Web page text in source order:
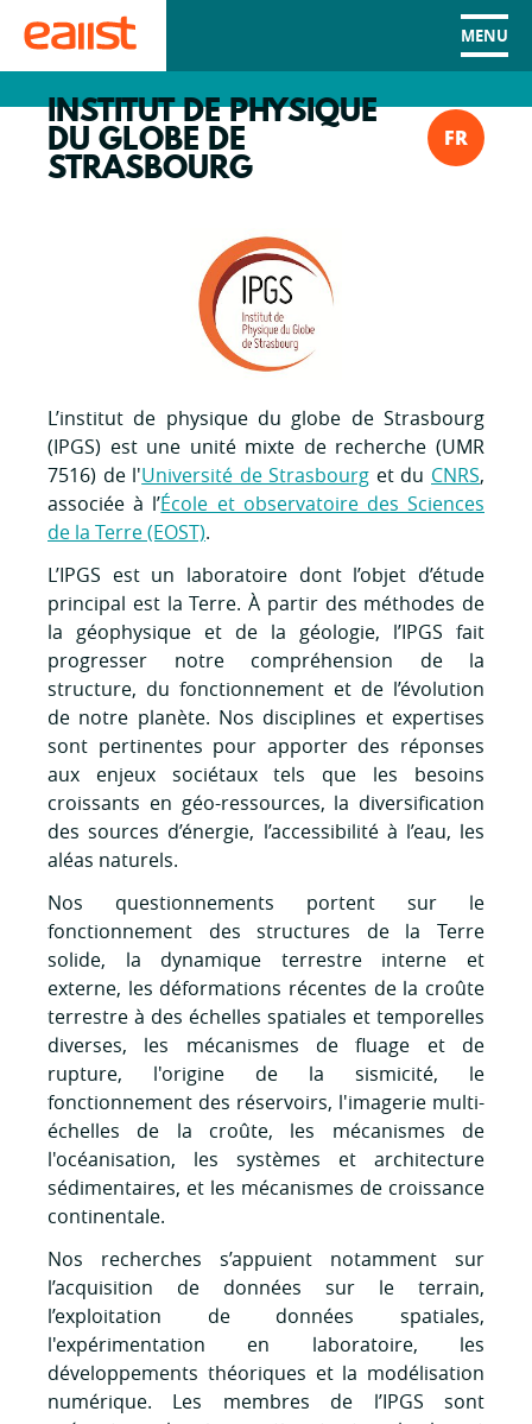
MENU
INSTITUT DE PHYSIQUE
DU GLOBE DE
STRASBOURG
FR
L’institut de physique du globe de Strasbourg
(IPGS) est une unité mixte de recherche (UMR
7516) de l'Université de Strasbourg et du CNRS,
associée à l’École et observatoire des Sciences
de la Terre (EOST).
L’IPGS est un laboratoire dont l’objet d’étude
principal est la Terre. À partir des méthodes de
la géophysique et de la géologie, l’IPGS fait
progresser notre compréhension de la
structure, du fonctionnement et de l’évolution
de notre planète. Nos disciplines et expertises
sont pertinentes pour apporter des réponses
aux enjeux sociétaux tels que les besoins
croissants en géo-ressources, la diversification
des sources d’énergie, l’accessibilité à l’eau, les
aléas naturels.
Nos questionnements portent sur le
fonctionnement des structures de la Terre
solide, la dynamique terrestre interne et
externe, les déformations récentes de la croûte
terrestre à des échelles spatiales et temporelles
diverses, les mécanismes de fluage et de
rupture, l'origine de la sismicité, le
fonctionnement des réservoirs, l'imagerie multi-
échelles de la croûte, les mécanismes de
l'océanisation, les systèmes et architecture
sédimentaires, et les mécanismes de croissance
continentale.
Nos recherches s’appuient notamment sur
l’acquisition de données sur le terrain,
l’exploitation de données spatiales,
l'expérimentation en laboratoire, les
développements théoriques et la modélisation
numérique. Les membres de l’IPGS sont